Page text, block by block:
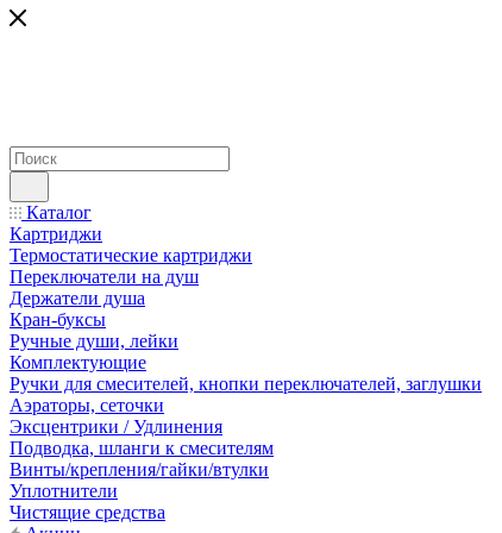
Каталог
Картриджи
Термостатические картриджи
Переключатели на душ
Держатели душа
Кран-буксы
Ручные души, лейки
Комплектующие
Ручки для смесителей, кнопки переключателей, заглушки
Аэраторы, сеточки
Эксцентрики / Удлинения
Подводка, шланги к смесителям
Винты/крепления/гайки/втулки
Уплотнители
Чистящие средства